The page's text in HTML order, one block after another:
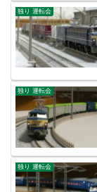
独り 運転会
独り 運転会
独り 運転会